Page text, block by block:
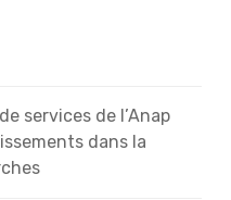
services de l’Anap
dans la